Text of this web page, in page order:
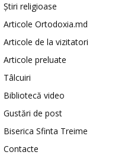
Știri religioase
Articole Ortodoxia.md
Articole de la vizitatori
Articole preluate
Tâlcuiri
Bibliotecă video
Gustări de post
Biserica Sfinta Treime
Contacte